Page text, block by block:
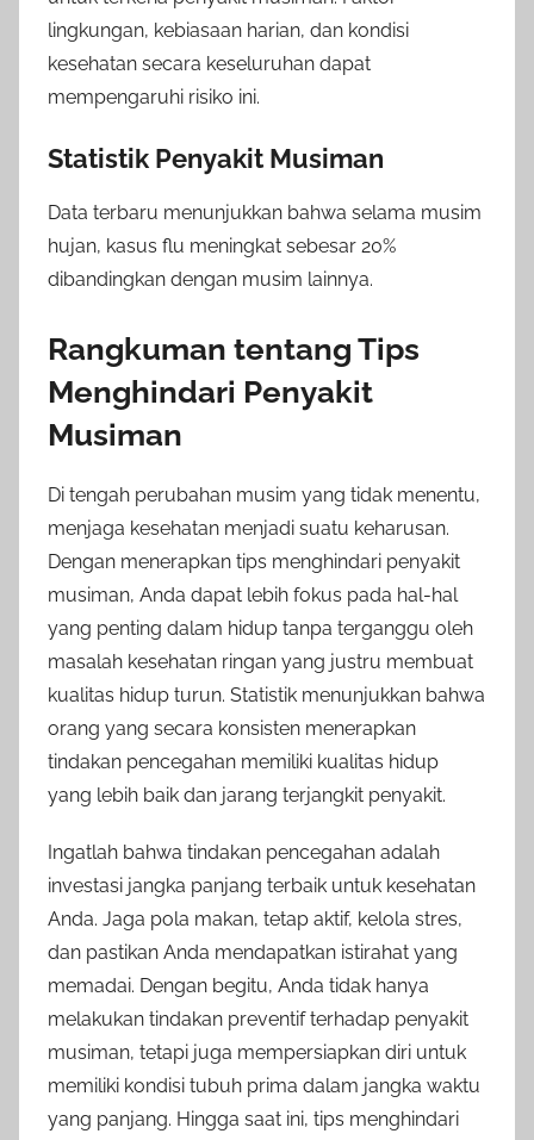
lingkungan, kebiasaan harian, dan kondisi
kesehatan secara keseluruhan dapat
mempengaruhi risiko ini.
Statistik Penyakit Musiman
Data terbaru menunjukkan bahwa selama musim
hujan, kasus flu meningkat sebesar 20%
dibandingkan dengan musim lainnya.
Rangkuman tentang Tips
Menghindari Penyakit
Musiman
Di tengah perubahan musim yang tidak menentu,
menjaga kesehatan menjadi suatu keharusan.
Dengan menerapkan tips menghindari penyakit
musiman, Anda dapat lebih fokus pada hal-hal
yang penting dalam hidup tanpa terganggu oleh
masalah kesehatan ringan yang justru membuat
kualitas hidup turun. Statistik menunjukkan bahwa
orang yang secara konsisten menerapkan
tindakan pencegahan memiliki kualitas hidup
yang lebih baik dan jarang terjangkit penyakit.
Ingatlah bahwa tindakan pencegahan adalah
investasi jangka panjang terbaik untuk kesehatan
Anda. Jaga pola makan, tetap aktif, kelola stres,
dan pastikan Anda mendapatkan istirahat yang
memadai. Dengan begitu, Anda tidak hanya
melakukan tindakan preventif terhadap penyakit
musiman, tetapi juga mempersiapkan diri untuk
memiliki kondisi tubuh prima dalam jangka waktu
yang panjang. Hingga saat ini, tips menghindari